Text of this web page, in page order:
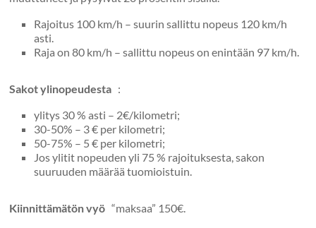
Rajoitus 100 km/h – suurin sallittu nopeus 120 km/h
asti.
Raja on 80 km/h – sallittu nopeus on enintään 97 km/h.
Sakot ylinopeudesta :
ylitys 30 % asti – 2€/kilometri;
30-50% – 3 € per kilometri;
50-75% – 5 € per kilometri;
Jos ylitit nopeuden yli 75 % rajoituksesta, sakon
suuruuden määrää tuomioistuin.
Kiinnittämätön vyö “maksaa” 150€.